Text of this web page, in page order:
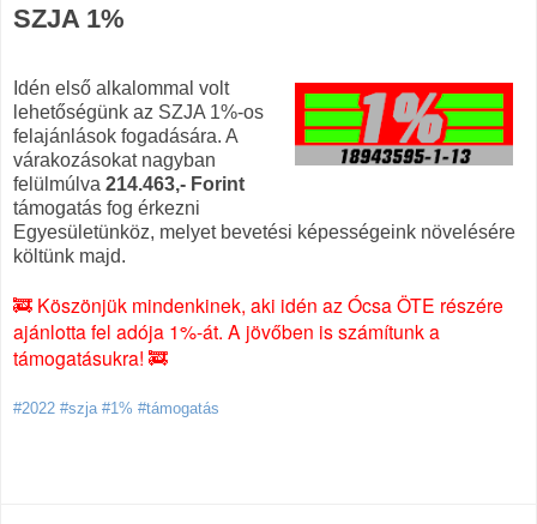
SZJA 1%
Idén első alkalommal volt
lehetőségünk az SZJA 1%-os
felajánlások fogadására. A
várakozásokat nagyban
felülmúlva 214.463,- Forint
támogatás fog érkezni
Egyesületünköz, melyet bevetési képességeink növelésére
költünk majd.
🚒 Köszönjük mindenkinek, aki idén az Ócsa ÖTE részére
ajánlotta fel adója 1%-át. A jövőben is számítunk a
támogatásukra! 🚒
#2022 #szja #1% #támogatás